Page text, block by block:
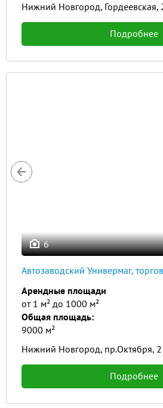
Нижний Новгород, Гордеевская,
Подробнее
6
Автозаводский Универмаг,
Арендные площади
от 1 м² до 1000 м²
Общая площадь:
9000 м²
Нижний Новгород, пр.Октября, 2
Подробнее